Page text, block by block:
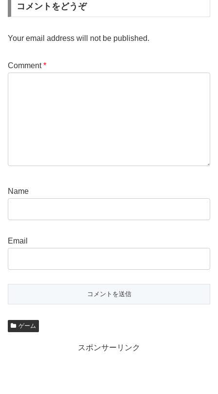
コメントをどうぞ
Your email address will not be published.
Comment*
Name
Email
ゲーム
スポンサーリンク